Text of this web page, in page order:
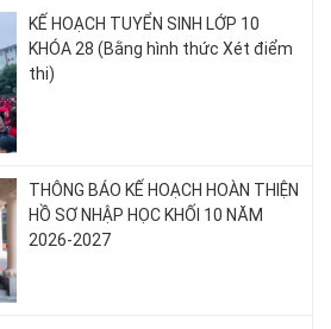
KẾ HOẠCH TUYỂN SINH LỚP 10
KHÓA 28 (Bằng hình thức Xét điểm
thi)
THÔNG BÁO KẾ HOẠCH HOÀN THIỆN
HỒ SƠ NHẬP HỌC KHỐI 10 NĂM
2026-2027